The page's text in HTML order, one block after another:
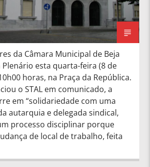
da Câmara Municipal de Beja
esta quarta-feira (8 de
horas, na Praça da República.
o STAL em comunicado, a
em “solidariedade com uma
autarquia e delegada sindical,
processo disciplinar porque
de local de trabalho, feita